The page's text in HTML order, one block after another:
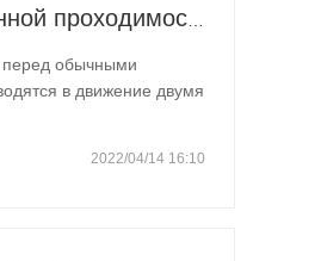
Преимущества вилочных погрузчиков повышенной проходимости перед обычными вилочными погрузчиками
перед обычными
в движение двумя
2022/04/14 16:10